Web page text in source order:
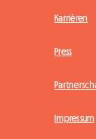
Karrièren
Press
Impressum